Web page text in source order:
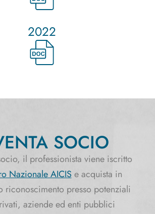
2022
SOCIO
il professionista viene iscritto
Nazionale AICIS e acquista in
riconoscimento presso potenziali
aziende ed enti pubblici